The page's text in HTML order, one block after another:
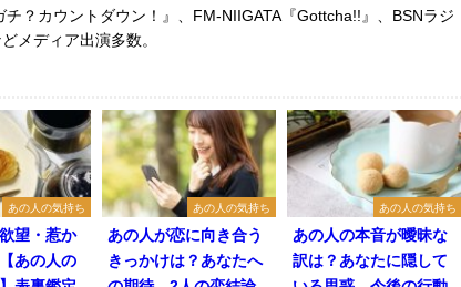
チ？カウントダウン！』、FM-NIIGATA『Gottcha!!』、BSNラジ
メディア出演多数。
あの人の気持ち
望・惹か
あの人の
あの人の気持ち
あの人が恋に向き合う
きっかけは？あなたへ
あの人の気持ち
あの人の本音が曖昧な
訳は？あなたに隠して